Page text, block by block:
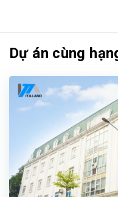
Dự án cùng